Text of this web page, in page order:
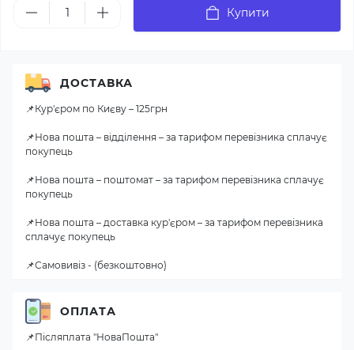
Купити
ДОСТАВКА
📌Кур'єром по Києву – 125грн
📌Нова пошта – відділення – за тарифом перевізника сплачує
покупець
📌Нова пошта – поштомат – за тарифом перевізника сплачує
покупець
📌Нова пошта – доставка кур'єром – за тарифом перевізника
сплачує покупець
📌Самовивіз - (безкоштовно)
ОПЛАТА
📌Післяплата "НоваПошта"